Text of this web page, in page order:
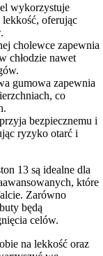
wykorzystuje
lekkość, oferując
cholewce zapewnia
chłodzie nawet
gumowa zapewnia
co
bezpiecznemu i
ryzyko otarć i
13 są idealne dla
które
Zarówno
będą
celów.
na lekkość oraz